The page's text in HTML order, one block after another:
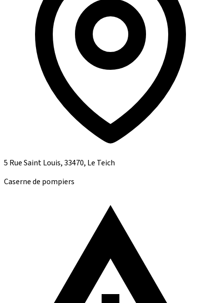
5 Rue Saint Louis, 33470, Le Teich
Caserne de pompiers